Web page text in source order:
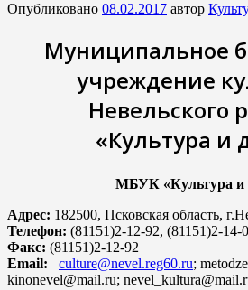
Опубликовано 08.02.2017 автор
Муниципальное
учреждение
Невельского
«Культура и
МБУК «Культура и
Адрес: 182500, Псковская область,
Телефон: (81151)2-12-92, (81151)2-14-
Факс: (81151)2-12-92
Email:
culture@nevel.reg60.ru;
kinonevel@mail.ru;